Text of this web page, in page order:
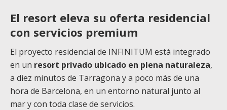
El resort eleva su oferta residencial
con servicios premium
El proyecto residencial de INFINITUM está integrado
en un resort privado ubicado en plena naturaleza,
a diez minutos de Tarragona y a poco más de una
hora de Barcelona, en un entorno natural junto al
mar y con toda clase de servicios.